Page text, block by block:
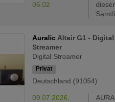
06:02
AuralicAltair G1 -
Streamer
Digital Streamer
Privat
Deutschland (91054)
09.07.2026,